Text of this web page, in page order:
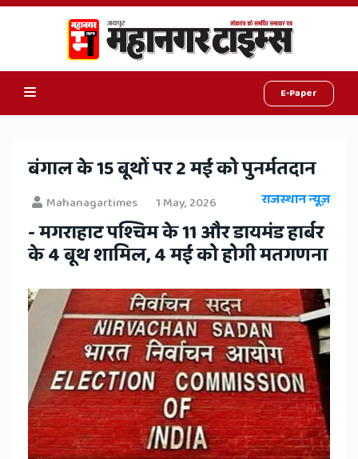
E-Paper
Hindi
News,
Hindi
Samachar,
Jaipur
Rajasthan
News
​बंगाल के 15 बूथों पर 2 मई को पुनर्मतदान
Mahanagartimes 1 May, 2026 राजस्थान न्यूज़
- मगराहाट पश्चिम के 11 और डायमंड हार्बर
के 4 बूथ शामिल, 4 मई को होगी मतगणना